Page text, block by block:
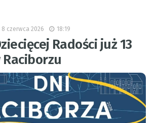
8 czerwca 2026 18:19
Radości już 13
Raciborzu